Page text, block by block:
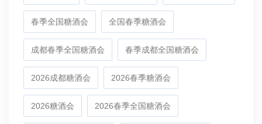
春季全国糖酒会 全国春季糖酒会
成都春季全国糖酒会 春季成都全国糖酒会
2026成都糖酒会 2026春季糖酒会
2026糖酒会 2026春季全国糖酒会